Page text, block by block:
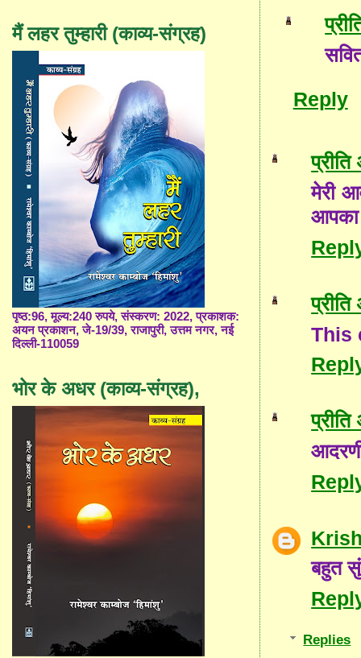
Reply
मेरी
आपका
This
बहुत
Replies
मैं लहर तुम्हारी (काव्य-संग्रह)
पृष्ठ:96, मूल्य:240 रुपये, संस्करण: 2022, प्रकाशक:
अयन प्रकाशन, जे-19/39, राजापुरी, उत्तम नगर, नई
दिल्ली-110059
भोर के अधर (काव्य-संग्रह),